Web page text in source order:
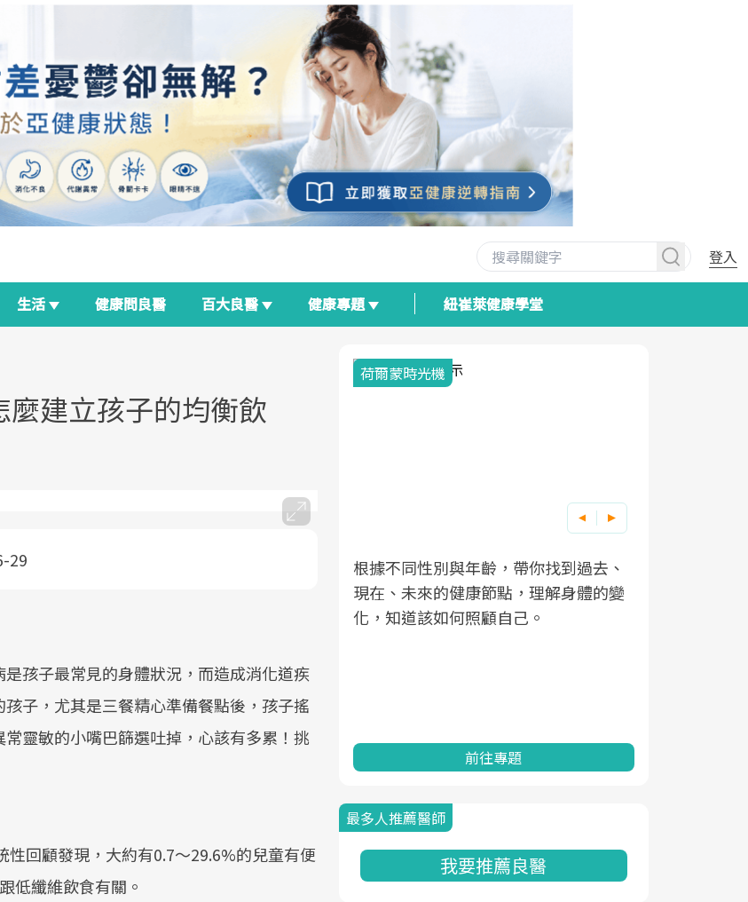
登入
生活 健康問良醫 百大良醫 健康專題 紐崔萊健康學堂
建立孩子的均衡飲
29
孩子最常見的身體狀況，而造成消化道疾
子，尤其是三餐精心準備餐點後，孩子搖
靈敏的小嘴巴篩選吐掉，心該有多累！挑
回顧發現，大約有0.7～29.6%的兒童有便
低纖維飲食有關。
關注的核心議題。然而，健檢不只是醫
狀況、啟動健康管理的重要起點。
荷爾蒙時光機
根據不同性別與年齡，帶你找到過去、
現在、未來的健康節點，理解身體的變
化，知道該如何照顧自己。
前往專題
最多人推薦醫師
我要推薦良醫